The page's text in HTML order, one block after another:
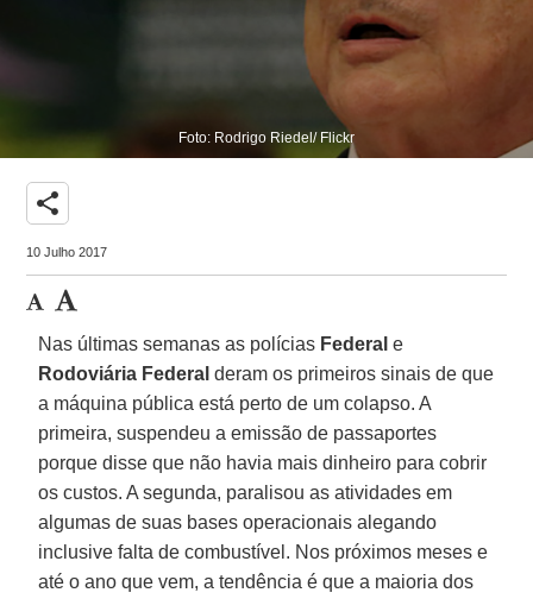
Foto: Rodrigo Riedel/ Flickr
share
10 Julho 2017
Nas últimas semanas as polícias Federal e
Rodoviária Federal deram os primeiros sinais de que
a máquina pública está perto de um colapso. A
primeira, suspendeu a emissão de passaportes
porque disse que não havia mais dinheiro para cobrir
os custos. A segunda, paralisou as atividades em
algumas de suas bases operacionais alegando
inclusive falta de combustível. Nos próximos meses e
até o ano que vem, a tendência é que a maioria dos